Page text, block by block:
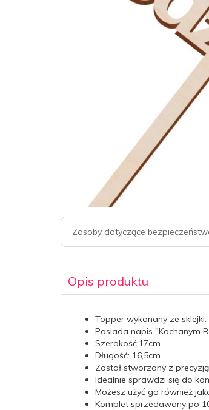
Zasoby dotyczące
Opis produktu
Topper wykonany ze sklejki.
Posiada napis "Kochanym
Szerokość:17cm.
Długość: 16,5cm.
Został stworzony z
Idealnie sprawdzi się do
Możesz użyć go również
Komplet sprzedawany po